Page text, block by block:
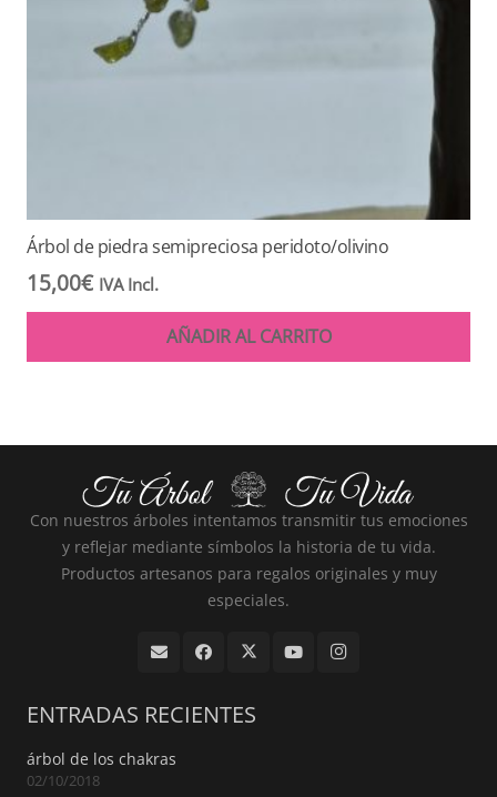
Árbol de piedra semipreciosa peridoto/olivino
15,00€ IVA Incl.
AÑADIR AL CARRITO
Con nuestros árboles intentamos transmitir tus emociones
y reflejar mediante símbolos la historia de tu vida.
Productos artesanos para regalos originales y muy
especiales.
ENTRADAS RECIENTES
árbol de los chakras
02/10/2018